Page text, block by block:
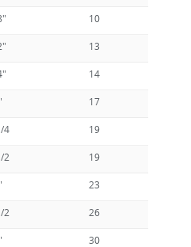
10
13
14
17
4 19
2 19
23
2 26
30